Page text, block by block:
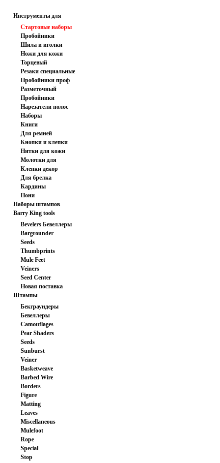
Инструменты для
работы с...
Стартовые наборы
Пробойники
вилочные
Шила и иголки
Ножи для кожи
Торцевый
инструмент
Резаки специальные
Пробойники проф
Разметочный
инструмент
Пробойники
револьверные
Нарезатели полос
Наборы
пробойников
Книги
Для ремней
Кнопки и клепки
Нитки для кожи
Молотки для
штампов и...
Клепки декор
Для брелка
заготовка
Кардины
Пони
Наборы штампов
Barry King tools
Bevelers Бевеллеры
Bargrounder
Seeds
Thumbprints
Mule Feet
Veiners
Seed Center
Новая поставка
Штампы
Бекграундеры
Бевеллеры
Camouflages
Pear Shaders
Seeds
Sunburst
Veiner
Basketweave
Barbed Wire
Borders
Figure
Matting
Leaves
Miscellaneous
Mulefoot
Rope
Special
Stop